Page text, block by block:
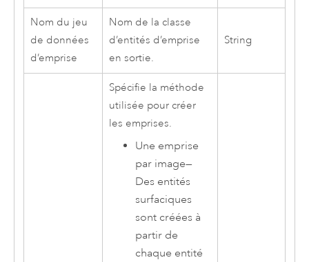
Nom du jeu
de données
d’emprise
Nom de la classe
d’entités d’emprise
en sortie.
String
Spécifie la méthode
utilisée pour créer
les emprises.
Une emprise
par image—
Des entités
surfaciques
sont créées à
partir de
chaque entité